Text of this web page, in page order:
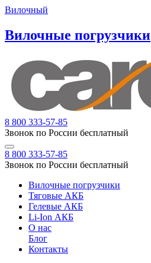
Вилочный
Вилочные погрузчики
8 800 333-57-85
Звонок по России бесплатный
8 800 333-57-85
Звонок по России бесплатный
Вилочные погрузчики
Тяговые АКБ
Гелевые АКБ
Li-Ion АКБ
О нас
Блог
Контакты